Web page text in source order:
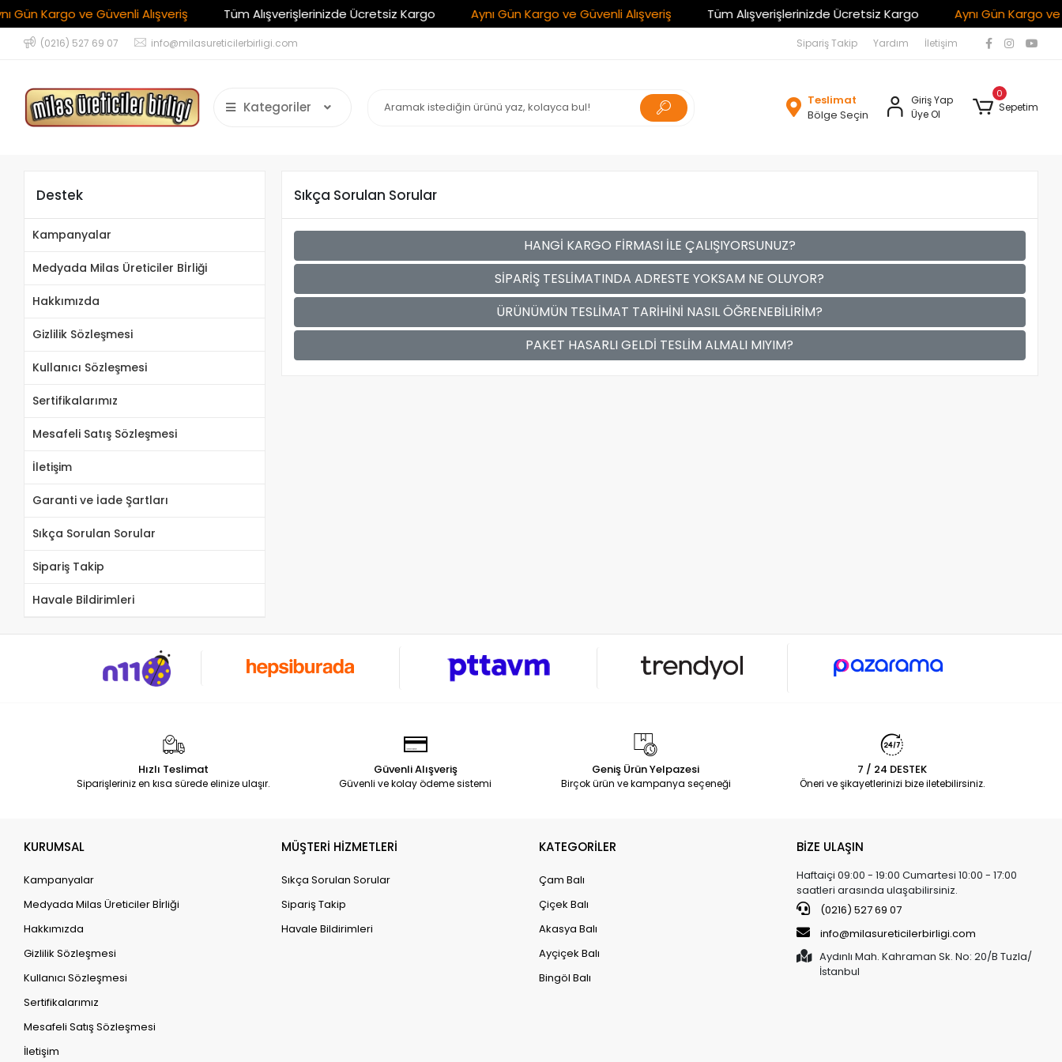
Kargo ve Güvenli Alışveriş Tüm Alışverişlerinizde Ücretsiz Kargo Aynı Gün Kargo ve Güvenli Alışveriş Tüm Alışverişlerinizde Ücretsiz Kargo Aynı Gün Kargo ve
(0216) 527 69 07 info@milasureticilerbirligi.com Sipariş Takip Yardım İletişim
Kategoriler
Teslimat
Bölge Seçin
Giriş Yap
Üye Ol
0
Sepetim
Destek
Kampanyalar
Medyada Milas Üreticiler Bİrliği
Hakkımızda
Gizlilik Sözleşmesi
Kullanıcı Sözleşmesi
Sertifikalarımız
Mesafeli Satış Sözleşmesi
İletişim
Garanti ve İade Şartları
Sıkça Sorulan Sorular
Sipariş Takip
Havale Bildirimleri
Sıkça Sorulan Sorular
HANGİ KARGO FİRMASI İLE ÇALIŞIYORSUNUZ?
SİPARİŞ TESLİMATINDA ADRESTE YOKSAM NE OLUYOR?
ÜRÜNÜMÜN TESLİMAT TARİHİNİ NASIL ÖĞRENEBİLİRİM?
PAKET HASARLI GELDİ TESLİM ALMALI MIYIM?
Hızlı Teslimat
Siparişleriniz en kısa sürede elinize ulaşır.
Güvenli Alışveriş
Güvenli ve kolay ödeme sistemi
Geniş Ürün Yelpazesi
Birçok ürün ve kampanya seçeneği
7 / 24 DESTEK
Öneri ve şikayetlerinizi bize iletebilirsiniz.
KURUMSAL
Kampanyalar
Medyada Milas Üreticiler Bİrliği
Hakkımızda
Gizlilik Sözleşmesi
Kullanıcı Sözleşmesi
Sertifikalarımız
Mesafeli Satış Sözleşmesi
İletişim
MÜŞTERİ HİZMETLERİ
Sıkça Sorulan Sorular
Sipariş Takip
Havale Bildirimleri
KATEGORİLER
Çam Balı
Çiçek Balı
Akasya Balı
Ayçiçek Balı
Bingöl Balı
BİZE ULAŞIN
Haftaiçi 09:00 - 19:00 Cumartesi 10:00 - 17:00
saatleri arasında ulaşabilirsiniz.
(0216) 527 69 07
info@milasureticilerbirligi.com
Aydınlı Mah. Kahraman Sk. No: 20/B Tuzla/
İstanbul